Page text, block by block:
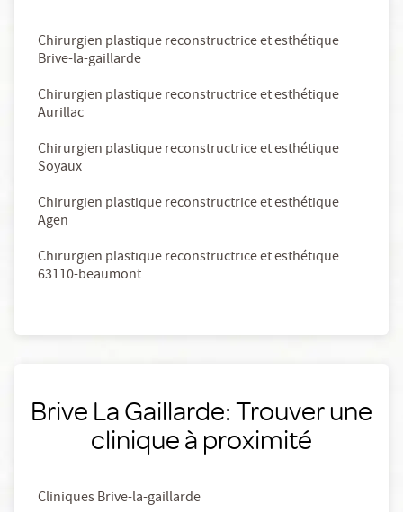
Chirurgien plastique reconstructrice et esthétique
Brive-la-gaillarde
Chirurgien plastique reconstructrice et esthétique
Aurillac
Chirurgien plastique reconstructrice et esthétique
Soyaux
Chirurgien plastique reconstructrice et esthétique
Agen
Chirurgien plastique reconstructrice et esthétique
63110-beaumont
Brive La Gaillarde: Trouver une
clinique à proximité
Cliniques Brive-la-gaillarde